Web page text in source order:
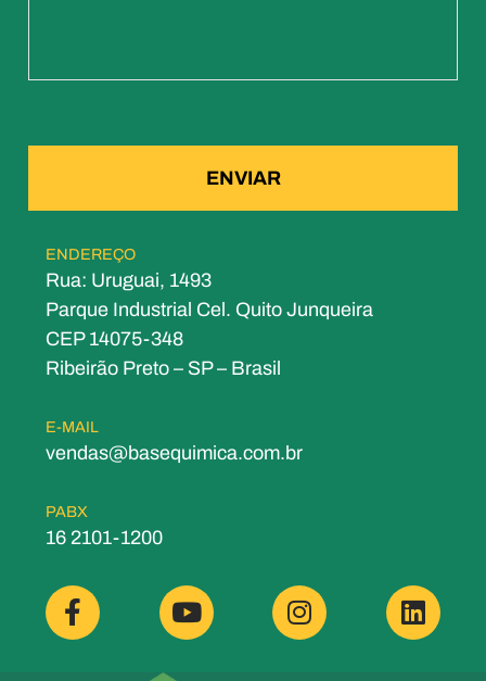
ENDEREÇO
Rua: Uruguai, 1493
Parque Industrial Cel. Quito Junqueira
CEP 14075-348
Ribeirão Preto – SP – Brasil
E-MAIL
vendas@basequimica.com.br
PABX
16 2101-1200